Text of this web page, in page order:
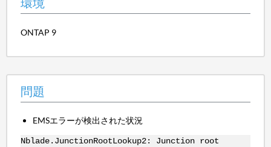
ONTAP 9
問題
EMSエラーが検出された状況
Nblade.JunctionRootLookup2: Junction root